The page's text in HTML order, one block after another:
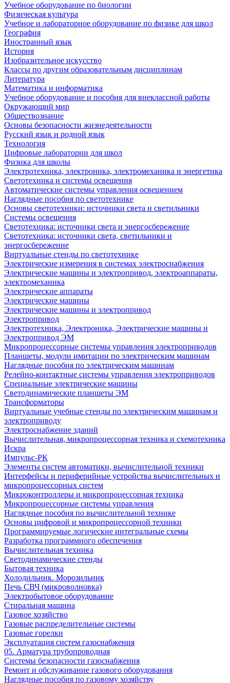
Учебное оборудование по биологии
Физическая культура
Учебное и лабораторное оборудование по физике для школ
География
Иностранный язык
История
Изобразительное искусство
Классы по другим образовательным дисциплинам
Литература
Математика и информатика
Учебное оборудование и пособия для внеклассной работы
Окружающий мир
Обществознание
Основы безопасности жизнедеятельности
Русский язык и родной язык
Технология
Цифровые лаборатории для школ
Физика для школы
Электротехника, электроника, электромеханика и энергетика
Светотехника и системы освещения
Автоматические системы управления освещением
Наглядные пособия по светотехнике
Основы светотехники: источники света и светильники
Системы освещения
Светотехника: источники света и энергосбережение
Светотехника: источники света, светильники и
энергосбережение
Виртуальные стенды по светотехнике
Электрические измерения в системах электроснабжения
Электрические машины и электропривод, электроаппараты,
электромеханика
Электрические аппараты
Электрические машины
Электрические машины и электропривод
Электропривод
Электротехника, Электроника, Электрические машины и
Электропривод ЭМ
Микропроцессорные системы управления электроприводов
Планшеты, модули имитации по электрическим машинам
Наглядные пособия по электрическим машинам
Релейно-контактные системы управления электроприводов
Специальные электрические машины
Светодинамические планшеты ЭМ
Трансформаторы
Виртуальные учебные стенды по электрическим машинам и
электроприводу
Электроснабжение зданий
Вычислительная, микропроцессорная техника и схемотехника
Искра
Импульс-РК
Элементы систем автоматики, вычислительной техники
Интерфейсы и периферийные устройства вычислительных и
микропроцессорных систем
Микроконтроллеры и микропроцессорная техника
Микропроцессорные системы управления
Наглядные пособия по вычислительной технике
Основы цифровой и микропроцессорной техники
Программируемые логические интегральные схемы
Разработка программного обеспечения
Вычислительная техника
Светодинамические стенды
Бытовая техника
Холодильник. Морозильник
Печь СВЧ (микроволновка)
Электробытовое оборудование
Стиральная машина
Газовое хозяйство
Газовые распределительные системы
Газовые горелки
Эксплуатация систем газоснабжения
05. Арматура трубопроводная
Системы безопасности газоснабжения
Ремонт и обслуживание газового оборудования
Наглядные пособия по газовому хозяйству